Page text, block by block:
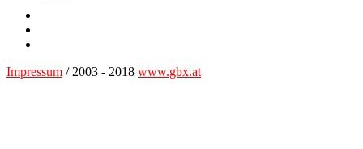
Impressum / 2003 - 2018 www.gbx.at